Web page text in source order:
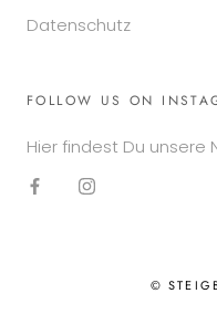
Datenschutz
FOLLOW US ON
Hier findest Du unsere
©